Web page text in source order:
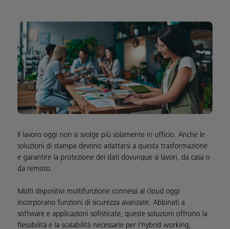
Il lavoro oggi non si svolge più solamente in ufficio. Anche le
soluzioni di stampa devono adattarsi a questa trasformazione
e garantire la protezione dei dati dovunque si lavori, da casa o
da remoto.
Molti dispositivi multifunzione connessi al cloud oggi
incorporano funzioni di sicurezza avanzate. Abbinati a
software e applicazioni sofisticate, queste soluzioni offrono la
flessibilità e la scalabilità necessarie per l'hybrid working,